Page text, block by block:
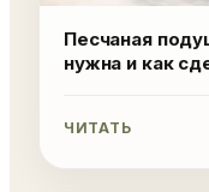
Песчаная
нужна и как
ЧИТАТЬ